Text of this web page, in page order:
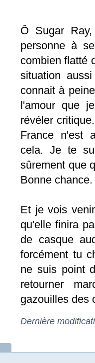
Ô Sugar
personne à
combien flatté
situation
connait à
l'amour que
révéler
France n'est
cela. Je te
sûrement que
Bonne chance.
Et je vois
qu'elle finira
de casque
forcément tu
ne suis point
retourner
gazouilles des
Dernière